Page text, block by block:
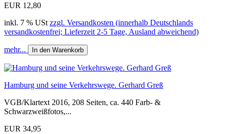
EUR 12,80
inkl. 7 % USt zzgl. Versandkosten (innerhalb Deutschlands
versandkostenfrei; Lieferzeit 2-5 Tage, Ausland abweichend)
mehr... In den Warenkorb
Hamburg und seine Verkehrswege. Gerhard Greß
VGB/Klartext 2016, 208 Seiten, ca. 440 Farb- &
Schwarzweißfotos,...
EUR 34,95